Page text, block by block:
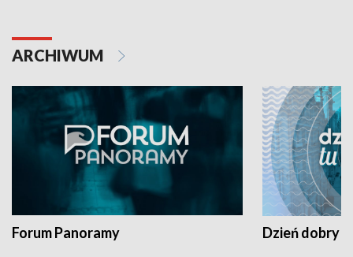
ARCHIWUM
Forum Panoramy Dzień dobry